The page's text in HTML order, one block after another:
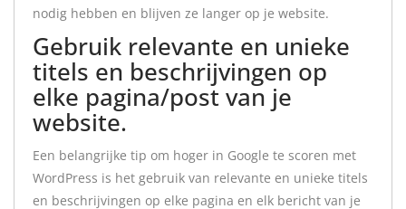
nodig hebben en blijven ze langer op je website.
Gebruik relevante en unieke
titels en beschrijvingen op
elke pagina/post van je
website.
Een belangrijke tip om hoger in Google te scoren met
WordPress is het gebruik van relevante en unieke titels
en beschrijvingen op elke pagina en elk bericht van je